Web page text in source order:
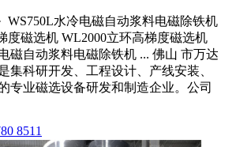
WS750L水冷电磁自动浆料电磁除铁机
度磁选机 WL2000立环高梯度磁选机
磁自动浆料电磁除铁机 ... 佛山 市万达
集科研开发、工程设计、产线安装、
专业磁选设备研发和制造企业。公司
8511